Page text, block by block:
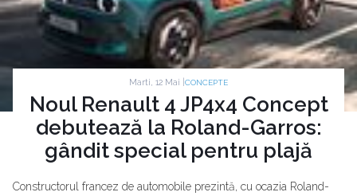
Marti, 12 Mai | CONCEPTE
Noul Renault 4 JP4x4 Concept
debutează la Roland-Garros:
gândit special pentru plajă
Constructorul francez de automobile prezintă, cu ocazia Roland-